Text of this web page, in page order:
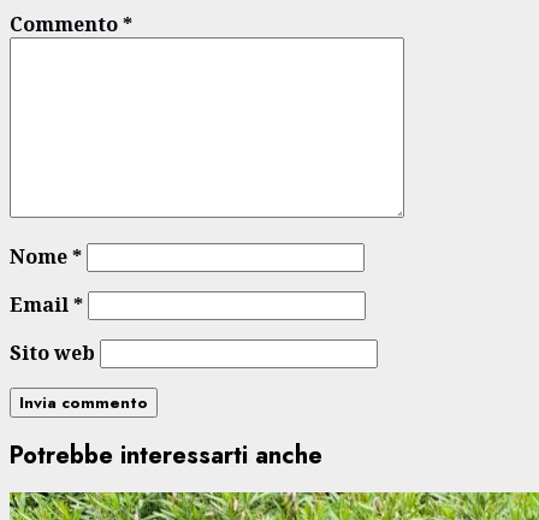
Commento*
Nome*
Email*
Sito web
Potrebbe interessarti anche